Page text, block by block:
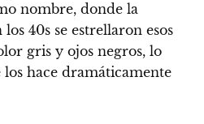
nombre, donde la
40s se estrellaron esos
gris y ojos negros, lo
hace dramáticamente